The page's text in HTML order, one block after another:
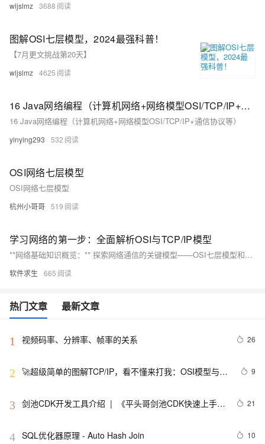
wljslmz 3688
图解OSI七层模型，2024最强科普！
【7月更文挑战第20天】
wljslmz 4625
16 Java网络编程（计算机网络+网络模型OSI/TCP/IP+通信协议等）
16 Java网络编程（计算机网络+网络模型OSI/TCP/IP+通信协议等）
yinying293 532
OSI网络七层模型
OSI网络七层模型
杭州小哥哥 519
学习网络的第一步：全面解析OSI与TCP/IP模型
**网络基础知识概览：** 探索网络通信的关键模型——OSI七层模型和TCP/IP五层模型。OSI模型（物理、数据链路、网络、传输、会话、表示、应用层）提供理论框架，而TCP/IP模型（物理、数据链路、网络、传输、应用层）更为实际，合并了会话、表示和应用层。两者帮助理解数据在网络中的传输过程，为网络设计和管理提供理论支持。了解这些模型，如同在复杂的网络世界中持有了地图。
软件求生 665
热门文章 最新文章
1 视频码率、分辨率、帧率的关系 26
2 🚀超级简单的图解TCP/IP，看不懂来打我：OSI模型与通
9
3 剑池CDK开发工具介绍  |  《平头哥剑池CDK快速上手指
21
4 SQL优化器原理 - Auto Hash Join 10